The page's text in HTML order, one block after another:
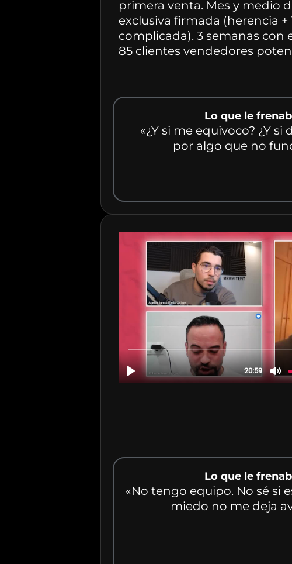
primera venta. Mes y medio
exclusiva firmada (herencia +
complicada). 3 semanas con
85 clientes vendedores
Lo que le
«¿Y si me equivoco? ¿Y si
por algo que no
Lo que le
«No tengo equipo. No sé si
miedo no me deja